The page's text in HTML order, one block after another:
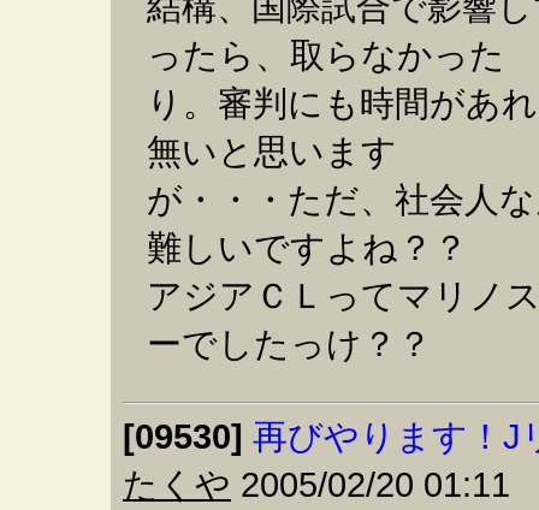
ったら、取らなかった
り。審判にも時間があ
無いと思います
が・・・ただ、社会人
難しいですよね？？
アジアＣＬってマリノ
ーでしたっけ？？
[09530] 再びやります！J
たくや 2005/02/20 01:11